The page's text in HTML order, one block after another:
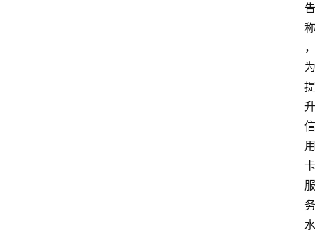
告
称
，
为
提
升
信
用
卡
服
务
水